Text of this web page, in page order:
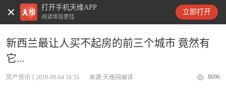
打开手机天维APP
阅读体验更佳
立即打开
天维新闻
新西兰最让人买不起房的前三个城市 竟然有
它...
房产资讯 2019-09-04 16:35 来源:天维网编译 8696